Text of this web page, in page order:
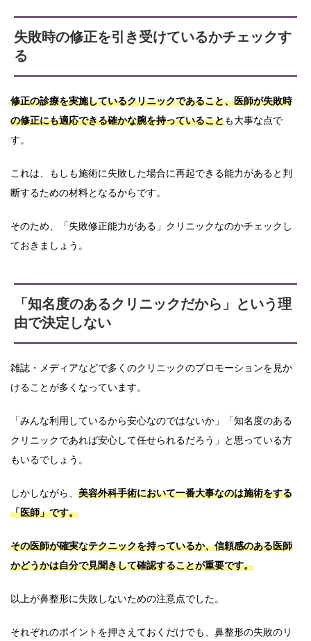
失敗時の修正を引き受けているかチェックす
る
修正の診療を実施しているクリニックであること、医師が失敗時
の修正にも適応できる確かな腕を持っていることも大事な点で
す。
これは、もしも施術に失敗した場合に再起できる能力があると判
断するための材料となるからです。
そのため、「失敗修正能力がある」クリニックなのかチェックし
ておきましょう。
「知名度のあるクリニックだから」という理
由で決定しない
雑誌・メディアなどで多くのクリニックのプロモーションを見か
けることが多くなっています。
「みんな利用しているから安心なのではないか」「知名度のある
クリニックであれば安心して任せられるだろう」と思っている方
もいるでしょう。
しかしながら、 美容外科手術において一番大事なのは施術をする
「医師」です。
その医師が確実なテクニックを持っているか、信頼感のある医師
かどうかは自分で見聞きして確認することが重要です。
以上が鼻整形に失敗しないための注意点でした。
それぞれのポイントを押さえておくだけでも、鼻整形の失敗のリ